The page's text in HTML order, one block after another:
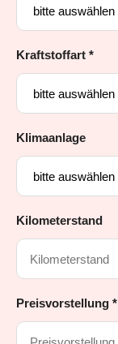
Kraftstoffart *
Klimaanlage
Kilometerstand
Preisvorstellung *